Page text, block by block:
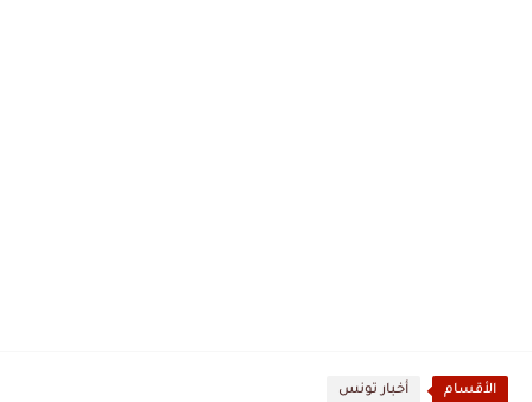
الأقسام أخبار تونس